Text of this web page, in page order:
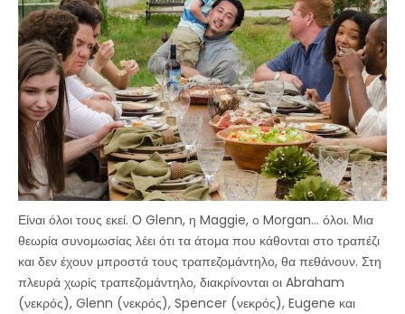
Είναι όλοι τους εκεί. Ο Glenn, η Maggie, ο Morgan… όλοι. Μια
θεωρία συνομωσίας λέει ότι τα άτομα που κάθονται στο τραπέζι
και δεν έχουν μπροστά τους τραπεζομάντηλο, θα πεθάνουν. Στη
πλευρά χωρίς τραπεζομάντηλο, διακρίνονται οι Abraham
(νεκρός), Glenn (νεκρός), Spencer (νεκρός), Eugene και